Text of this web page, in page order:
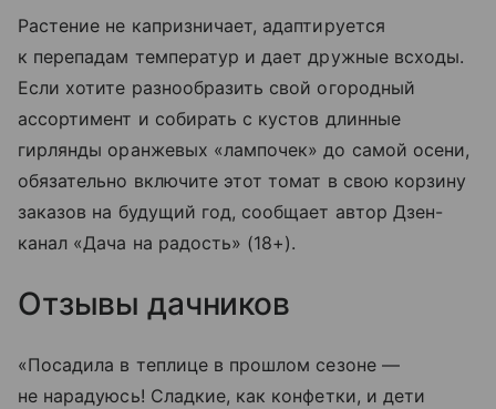
Растение не капризничает, адаптируется
к перепадам температур и дает дружные всходы.
Если хотите разнообразить свой огородный
ассортимент и собирать с кустов длинные
гирлянды оранжевых «лампочек» до самой осени,
обязательно включите этот томат в свою корзину
заказов на будущий год, сообщает автор Дзен-
канал «Дача на радость» (18+).
Отзывы дачников
«Посадила в теплице в прошлом сезоне —
не нарадуюсь! Сладкие, как конфетки, и дети